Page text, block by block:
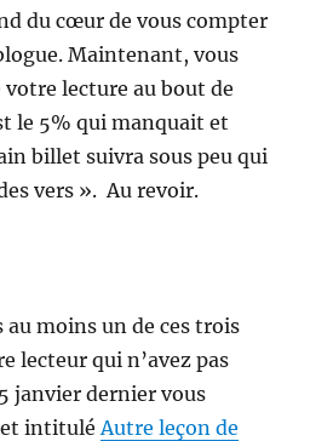
du cœur de vous compter
Maintenant, vous
lecture au bout de
le 5% qui manquait et
billet suivra sous peu qui
vers ». Au revoir.
au moins un de ces trois
lecteur qui n’avez pas
janvier dernier vous
intitulé Autre leçon de